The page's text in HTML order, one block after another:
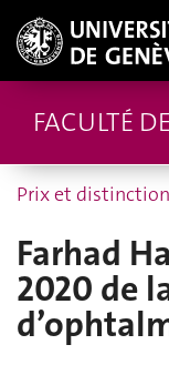
FACULTÉ
Prix et
Farhad
2020 de